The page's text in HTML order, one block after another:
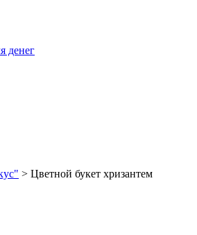
денег
> Цветной букет хризантем